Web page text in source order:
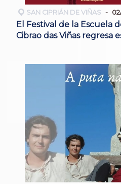
SAN CIPRIÁN DE VIÑAS
El Festival de la Escuela
Cibrao das Viñas regresa